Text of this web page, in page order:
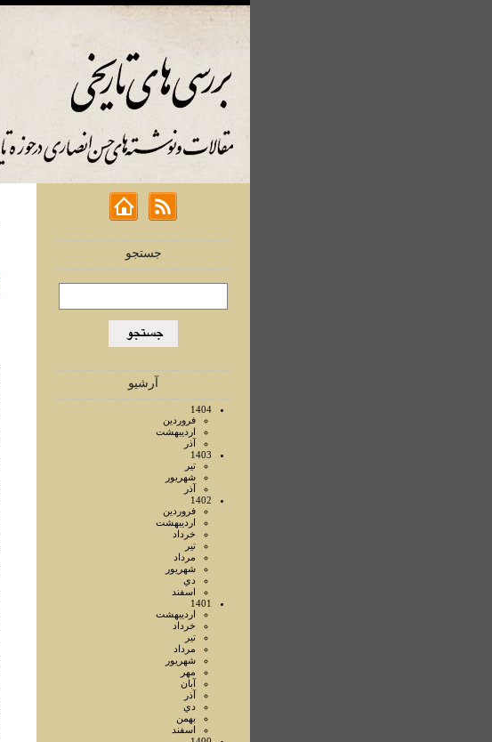
جستجو
آرشیو
1404
فروردين
ارديبهشت
آذر
1403
تير
شهريور
آذر
1402
فروردين
ارديبهشت
خرداد
تير
مرداد
شهريور
دي
اسفند
1401
ارديبهشت
خرداد
تير
مرداد
شهريور
مهر
آبان
آذر
دي
بهمن
اسفند